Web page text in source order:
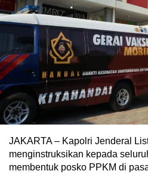
JAKARTA – Kapolri Jenderal
menginstruksikan kepada
membentuk posko PPKM di